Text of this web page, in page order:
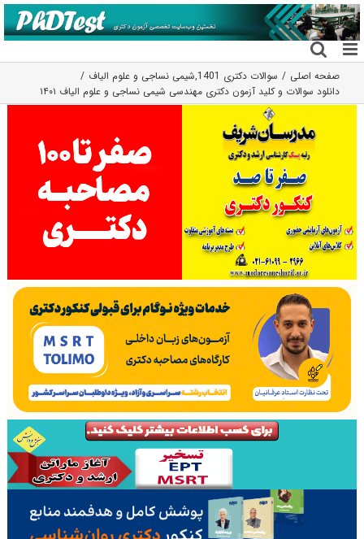
رفتن
به
محتوا
صفحه اصلی سوالات دکتری 1401 ,شیمی نساجی و علوم الیاف
دانلود سوالات و کلید آزمون دکتری مهندسی شیمی نساجی و علوم الیاف ۱۴۰۱